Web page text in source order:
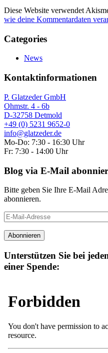
Diese Website verwendet
wie deine Kommentardaten
Categories
News
Kontaktinformationen
P. Glatzeder GmbH
Ohmstr. 4 - 6b
D-32758 Detmold
+49 (0) 5231 9652-0
info@glatzeder.de
Mo-Do: 7:30 - 16:30 Uhr
Fr: 7:30 - 14:00 Uhr
Blog via E-Mail
Bitte geben Sie Ihre E-Mail
abonnieren.
E-
Mail-
Adresse
Abonnieren
Unterstützen Sie bei
einer Spende: